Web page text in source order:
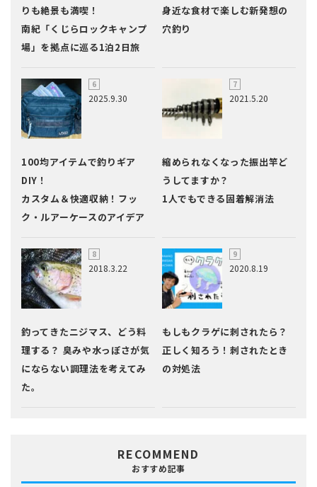
りも絶景も満喫！
南紀「くじらロックキャンプ
場」を拠点に巡る1泊2日旅
身近な食材で楽しむ新発想の
穴釣り
2025.9.30
100均アイテムで釣りギア
DIY！
カスタム＆快適収納！フッ
ク・ルアーケースのアイデア
2021.5.20
縮められなくなった振出竿ど
うしてますか？
1人でもできる固着解消法
2018.3.22
釣ってきたニジマス、どう料
理する？ 臭みや水っぽさが気
にならない調理法を考えてみ
た。
2020.8.19
もしもクラゲに刺されたら？
正しく知ろう！刺されたとき
の対処法
RECOMMEND
おすすめ記事